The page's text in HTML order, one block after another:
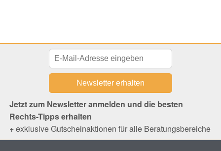
Jetzt zum Newsletter anmelden und die besten
Rechts-Tipps erhalten
+ exklusive Gutscheinaktionen für alle Beratungsbereiche